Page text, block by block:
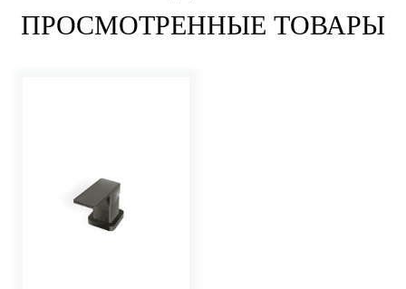
ПРОСМОТРЕННЫЕ ТОВАРЫ